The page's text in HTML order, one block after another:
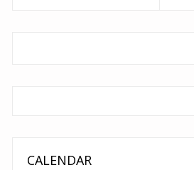
CALENDAR